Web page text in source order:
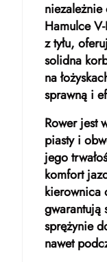
Hamulce
z tyłu,
solidna
na
sprawną i
Rower jest
piasty i
jego
komfort
kierownica
gwarantują
sprężynie
nawet